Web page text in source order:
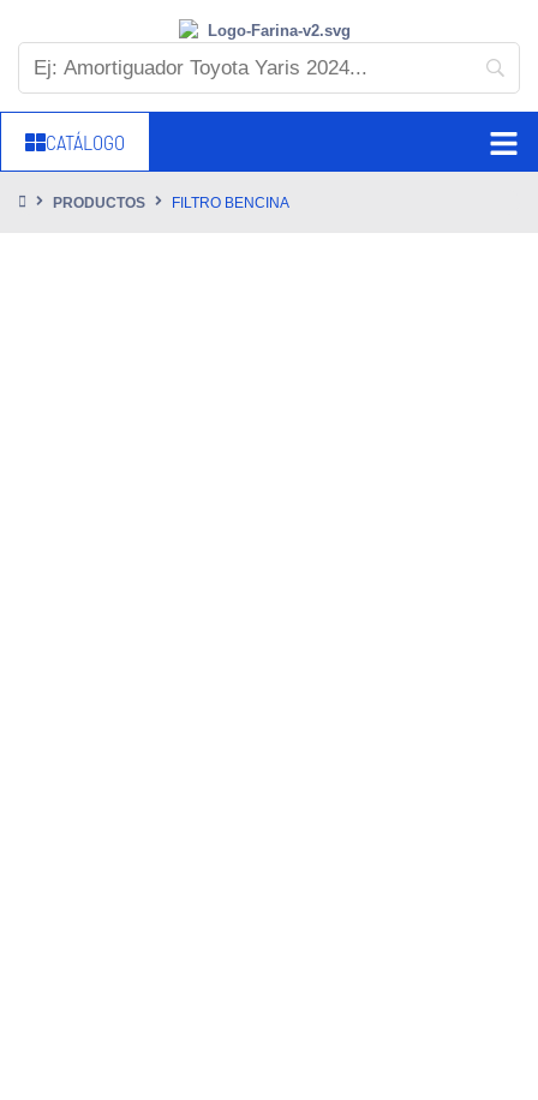
CATÁLOGO
PRODUCTOS FILTRO BENCINA